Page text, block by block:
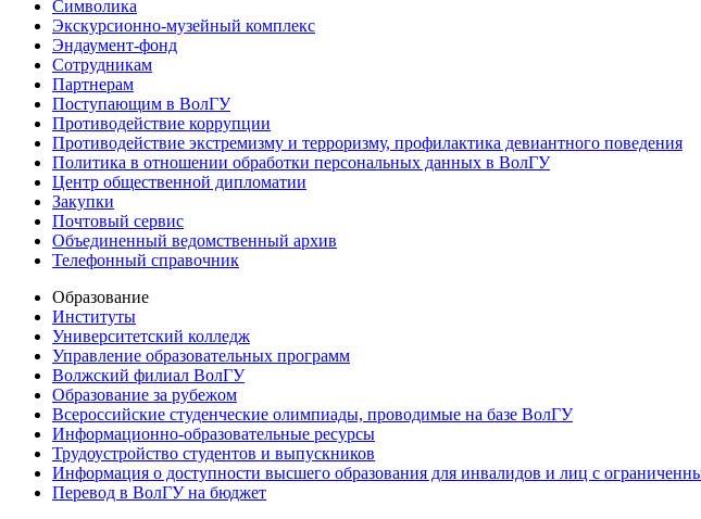
Символика
Экскурсионно-музейный комплекс
Эндаумент-фонд
Сотрудникам
Партнерам
Поступающим в ВолГУ
Противодействие коррупции
Противодействие экстремизму и терроризму, профилактика девиантного поведения
Политика в отношении обработки персональных данных в ВолГУ
Центр общественной дипломатии
Закупки
Почтовый сервис
Объединенный ведомственный архив
Телефонный справочник
Образование
Институты
Университетский колледж
Управление образовательных программ
Волжский филиал ВолГУ
Образование за рубежом
Всероссийские студенческие олимпиады, проводимые на базе ВолГУ
Информационно-образовательные ресурсы
Трудоустройство студентов и выпускников
Информация о доступности высшего образования для инвалидов и лиц с
Перевод в ВолГУ на бюджет